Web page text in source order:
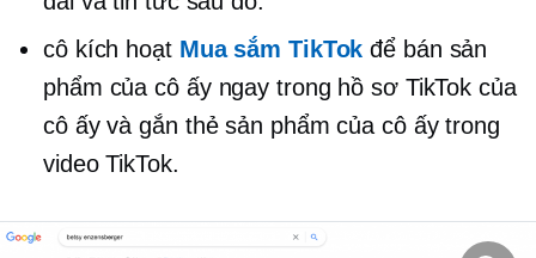
cô kích hoạt Mua sắm TikTok để bán sản
phẩm của cô ấy ngay trong hồ sơ TikTok của
cô ấy và gắn thẻ sản phẩm của cô ấy trong
video TikTok.